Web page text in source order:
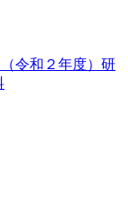
令和２年度） 研